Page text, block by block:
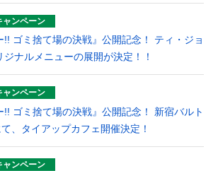
ャンペーン
!! ゴミ捨て場の決戦』公開記念！ ティ・ジョ
ナルメニューの展開が決定！！
ャンペーン
!! ゴミ捨て場の決戦』公開記念！ 新宿バルト
、タイアップカフェ開催決定！
ャンペーン